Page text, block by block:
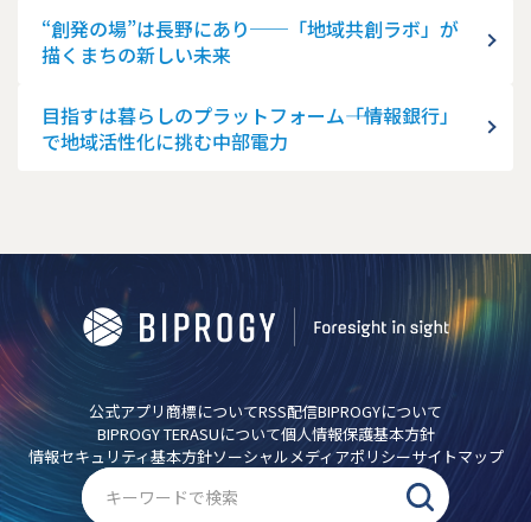
“創発の場”は長野にあり──「地域共創ラボ」が
描くまちの新しい未来
目指すは暮らしのプラットフォーム――「情報銀行」
で地域活性化に挑む中部電力
公式アプリ 商標についてRSS配信BIPROGYについて
BIPROGY TERASUについて個人情報保護基本方針
情報セキュリティ基本方針ソーシャルメディアポリシーサイトマップ